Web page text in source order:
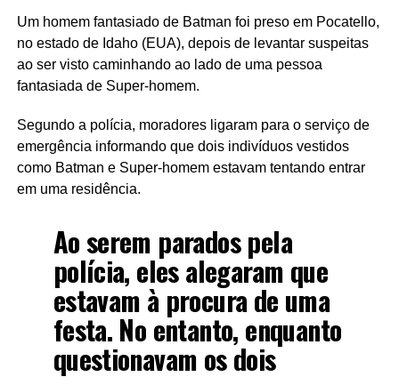
Um homem fantasiado de Batman foi preso em Pocatello,
no estado de Idaho (EUA), depois de levantar suspeitas
ao ser visto caminhando ao lado de uma pessoa
fantasiada de Super-homem.
Segundo a polícia, moradores ligaram para o serviço de
emergência informando que dois indivíduos vestidos
como Batman e Super-homem estavam tentando entrar
em uma residência.
Ao serem parados pela
polícia, eles alegaram que
estavam à procura de uma
festa. No entanto, enquanto
questionavam os dois